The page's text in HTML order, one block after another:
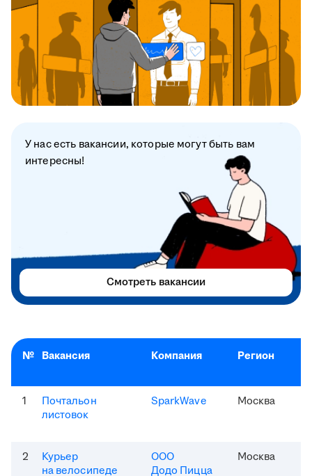
№ Вакансия Компания Регион
1
Почтальон
листовок
SparkWave Москва
2
Курьер
на велосипеде
ООО
Додо Пицца
Москва
У нас есть вакансии, которые могут быть вам
интересны!
Смотреть вакансии